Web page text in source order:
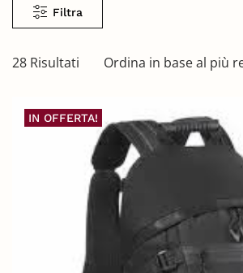
Filtra
Ordina in base al più
28 Risultati
IN OFFERTA!